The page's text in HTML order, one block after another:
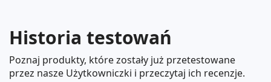
Historia testowań
Poznaj produkty, które zostały już przetestowane
przez nasze Użytkowniczki i przeczytaj ich recenzje.